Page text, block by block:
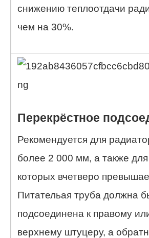
снижению теплоотдачи
чем на 30%.
Перекрёстное
Рекомендуется для
более 2 000 мм, а также
которых вчетверо
Питательая труба должна
подсоединена к правому
верхнему штуцеру, а